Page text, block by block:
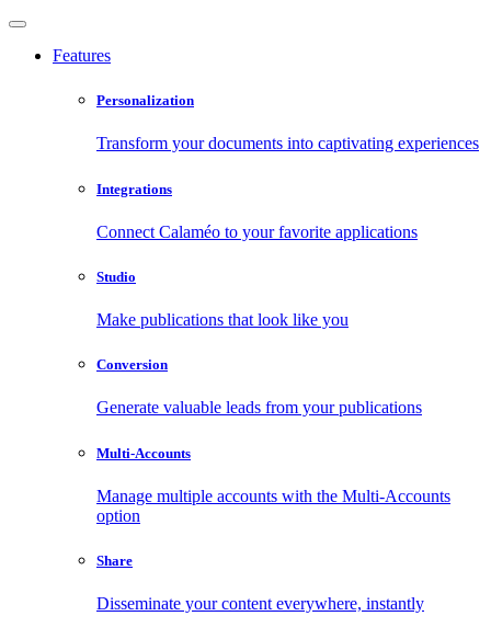
Features
Personalization
Transform your documents into captivating experiences
Integrations
Connect Calaméo to your favorite applications
Studio
Make publications that look like you
Conversion
Generate valuable leads from your publications
Multi-Accounts
Manage multiple accounts with the Multi-Accounts
option
Share
Disseminate your content everywhere, instantly